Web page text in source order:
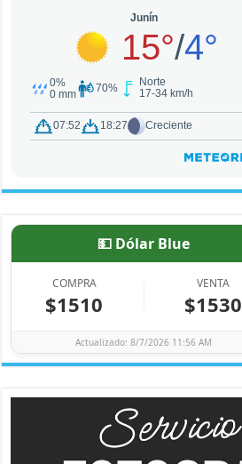
💵 Dólar Blue
COMPRA
$1510
VENTA
$1530
Actualizado: 8/7/2026 11:56 AM